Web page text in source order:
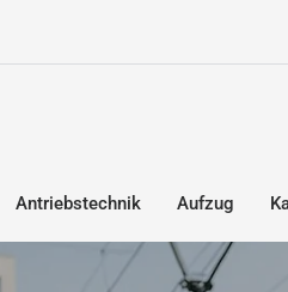
Antriebstechnik Aufzug